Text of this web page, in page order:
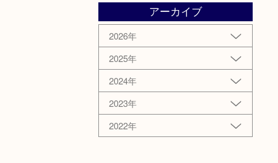
アーカイブ
2026年
2025年
2024年
2023年
2022年